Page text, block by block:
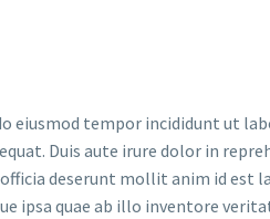
tempor incididunt ut
Duis aute irure dolor in
deserunt mollit anim id
ipsa quae ab illo inventore